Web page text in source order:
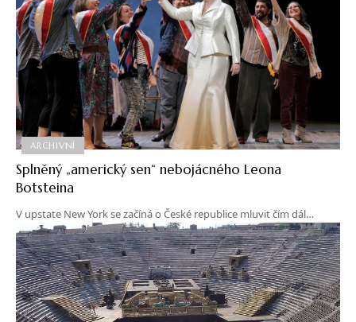
ARCHIVNÍ
Splněný „americký sen“ nebojácného Leona
Botsteina
V upstate New York se začíná o České republice mluvit čím dál…